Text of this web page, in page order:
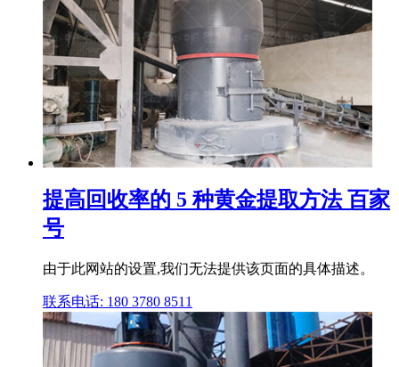
提高回收率的 5 种黄金提取方法 百家
号
由于此网站的设置,我们无法提供该页面的具体描述。
联系电话: 180 3780 8511